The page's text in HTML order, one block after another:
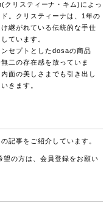
リスティーナ・キム)によっ
。クリスティーナは、1年の
継がれている伝統的な手仕
ています。
セプトとしたdosaの商品
二の存在感を放っていま
面の美しさまでも引き出し
きます。
記事をご紹介しています。
の方は、会員登録をお願い